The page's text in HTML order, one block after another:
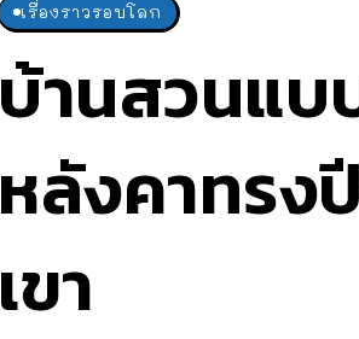
เรื่องราวรอบโลก
บ้านสวนแบ
หลังคาทรง
เขา